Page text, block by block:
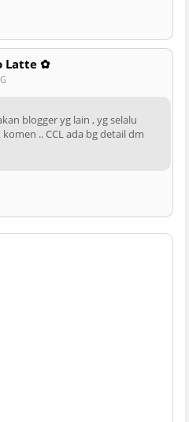
Latte ✿
blogger yg lain , yg selalu
.. CCL ada bg detail dm